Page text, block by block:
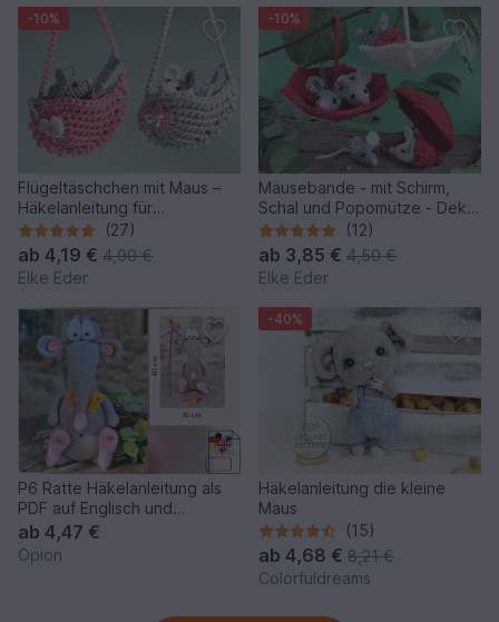
-10%
Flügeltäschchen mit Maus –
Häkelanleitung für
Weihnachten, Geschenke &
Deko
(27)
ab 4,19 € 4,90 €
Elke Eder
-10%
Mäusebande - mit Schirm,
Schal und Popomütze - Deko,
Baumschmuck
(12)
ab 3,85 € 4,50 €
Elke Eder
P6 Ratte Häkelanleitung als
PDF auf Englisch und
Deutsch.
ab 4,47 €
Opion
-40%
Häkelanleitung die kleine
Maus
(15)
ab 4,68 € 8,21 €
Colorfuldreams